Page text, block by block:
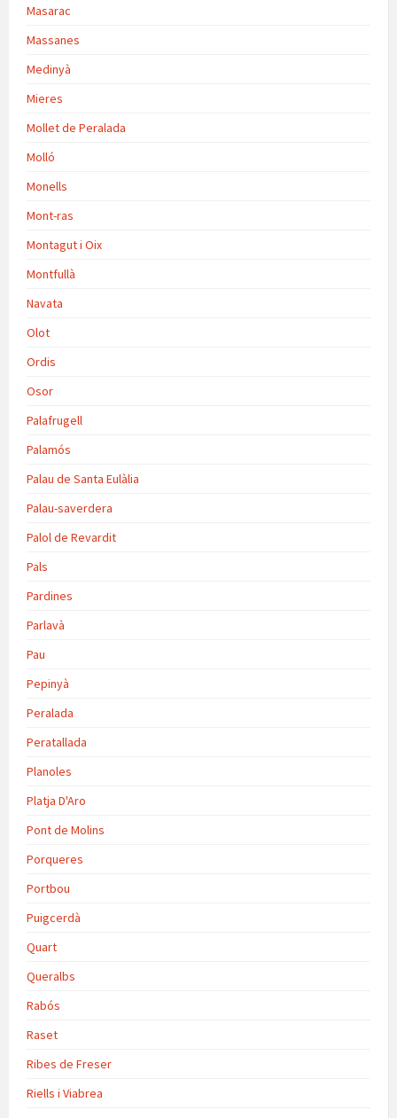
Masarac
Massanes
Medinyà
Mieres
Mollet de Peralada
Molló
Monells
Mont-ras
Montagut i Oix
Montfullà
Navata
Olot
Ordis
Osor
Palafrugell
Palamós
Palau de Santa Eulàlia
Palau-saverdera
Palol de Revardit
Pals
Pardines
Parlavà
Pau
Pepinyà
Peralada
Peratallada
Planoles
Platja D'Aro
Pont de Molins
Porqueres
Portbou
Puigcerdà
Quart
Queralbs
Rabós
Raset
Ribes de Freser
Riells i Viabrea